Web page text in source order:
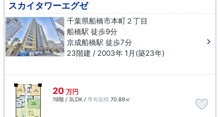
スカイタワーエグゼ
千葉県船橋市本町２丁目
船橋駅 徒歩9分
京成船橋駅 徒歩7分
23階建 / 2003年 1月(築23年)
20 万円
19階 / 3LDK / 専有面積 70.89㎡